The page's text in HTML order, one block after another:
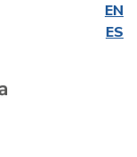
EN
ES